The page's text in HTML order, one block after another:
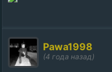
Pawa1998
(4 года назад)